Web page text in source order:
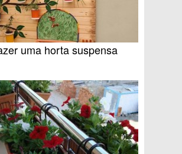
uma horta suspensa